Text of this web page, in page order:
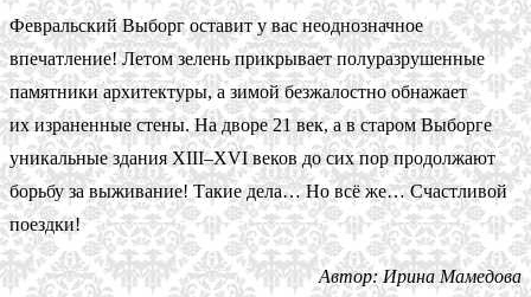
Февральский Выборг оставит у вас неоднозначное
впечатление! Летом зелень прикрывает полуразрушенные
памятники архитектуры, а зимой безжалостно обнажает
их израненные стены. На дворе 21 век, а в старом Выборге
уникальные здания XIII–XVI веков до сих пор продолжают
борьбу за выживание! Такие дела… Но всё же… Счастливой
поездки!
Автор: Ирина Мамедова